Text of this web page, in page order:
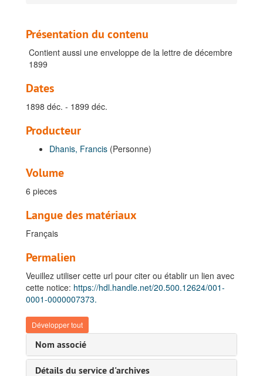
Présentation du contenu
Contient aussi une enveloppe de la lettre de décembre
1899
Dates
1898 déc. - 1899 déc.
Producteur
Dhanis, Francis (Personne)
Volume
6 pieces
Langue des matériaux
Français
Permalien
Veuillez utiliser cette url pour citer ou établir un lien avec
cette notice: https://hdl.handle.net/20.500.12624/001-
0001-0000007373.
Développer tout
Nom associé
Détails du service d'archives
Fonds Dhanis, Francis
A. Documents concernant la vie privée, 1881-1908
B. Documents concernant la vie publique, 1872-1907
I. Carrière militaire dans l'Armée belge, 1882-1906
II. Carrière coloniale, 1884-1907
1. Premier Terme : membre de la cinquième expédition de l'Association Internationale Africaine, 1884-1885